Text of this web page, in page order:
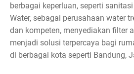
berbagai keperluan, seperti
Water, sebagai perusahaan water
dan kompeten, menyediakan filter
menjadi solusi terpercaya bagi
di berbagai kota seperti Bandung,